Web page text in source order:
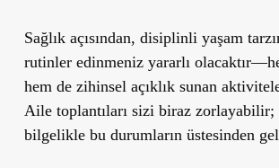
Sağlık açısından, disiplinli yaşam
rutinler edinmeniz yararlı
hem de zihinsel açıklık sunan
Aile toplantıları sizi biraz zorlayabilir;
bilgelikle bu durumların üstesinden